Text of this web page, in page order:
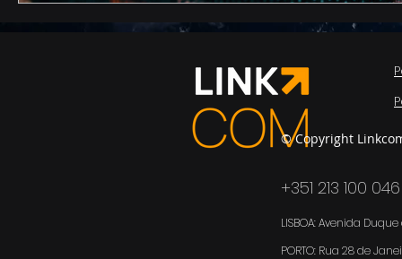
© Copyright
+351 213 100 046
LISBOA: Avenida
PORTO: Rua 28 de